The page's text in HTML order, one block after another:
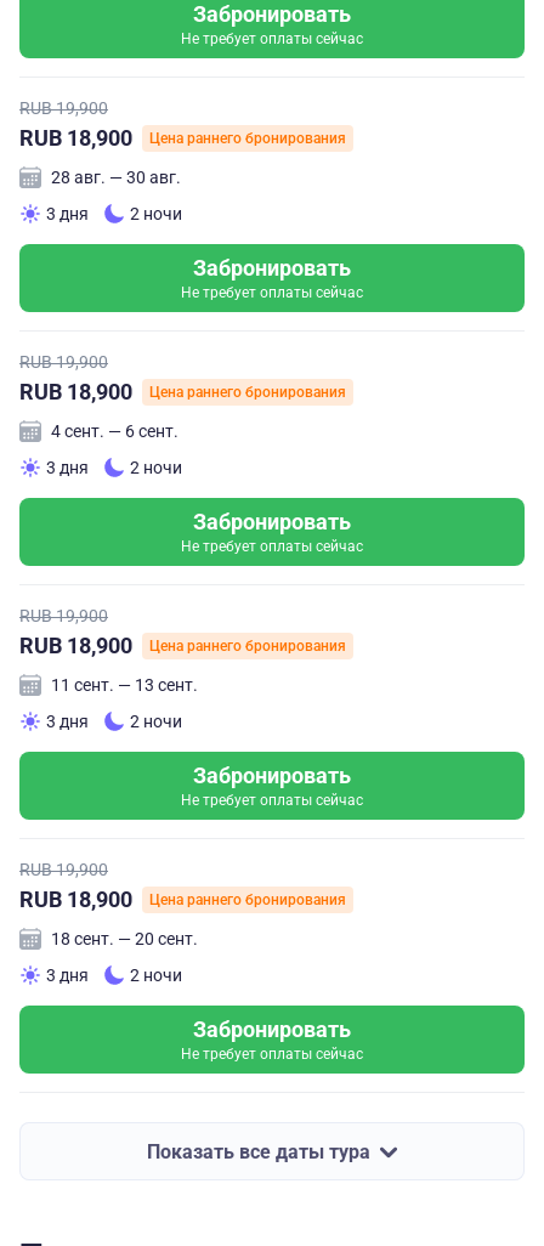
Забронировать
Не требует оплаты сейчас
RUB 19,900
RUB 18,900 Цена раннего бронирования
28 авг. — 30 авг.
3 дня
2 ночи
Забронировать
Не требует оплаты сейчас
RUB 19,900
RUB 18,900 Цена раннего бронирования
4 сент. — 6 сент.
3 дня
2 ночи
Забронировать
Не требует оплаты сейчас
RUB 19,900
RUB 18,900 Цена раннего бронирования
11 сент. — 13 сент.
3 дня
2 ночи
Забронировать
Не требует оплаты сейчас
RUB 19,900
RUB 18,900 Цена раннего бронирования
18 сент. — 20 сент.
3 дня
2 ночи
Забронировать
Не требует оплаты сейчас
Показать все даты тура